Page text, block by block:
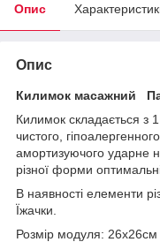
Опис
Опис
Килимок масажний
Килимок складається з
чистого,
амортизуючого ударне
різної форми
В наявності елементи
Їжачки.
Розмір модуля: 26x26см